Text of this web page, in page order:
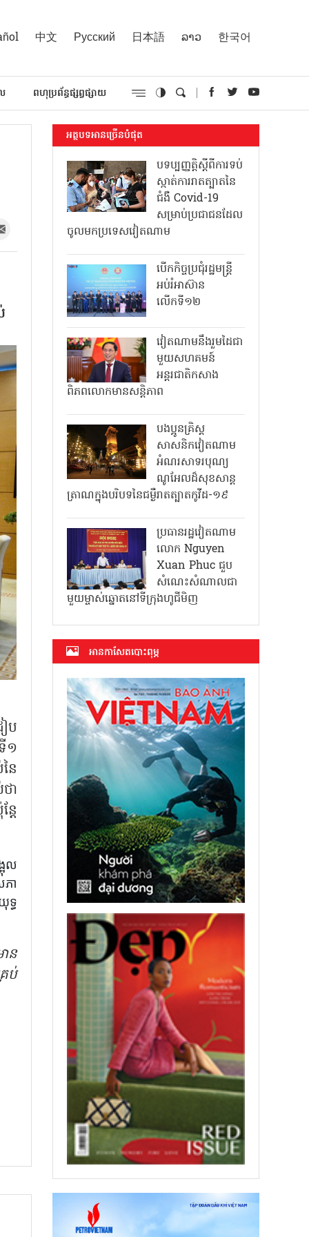
中文 Русский 日本語 ລາວ 한국어
ពហុប្រព័ន្ធផ្សព្វផ្សាយ
ប
១
ៃ
ា
ែ
អុល
ា​
ទ្ធ
ន
ប់
អត្ថបទអានច្រើនបំផុត
បទប្បញ្ញត្តិស្តីពីការទប់
ស្កាត់ការរាតត្បាតនៃ
ជំងឺ Covid-19
សម្រាប់ប្រជាជនដែល
ចូលមកប្រទេសវៀតណាម
បើកកិច្ចប្រជុំរដ្ឋមន្ត្រី
អប់រំអាស៊ាន
លើកទី១២
វៀតណាមនឹងរួមដៃជា
មួយសហគមន៍
អន្តរជាតិកសាង
ពិភពលោកមានសន្តិភាព
បងប្អូនគ្រិស្ត
សាសនិកវៀតណាម
អំណរសាទរបុណ្យ
ណូអែលដ៏សុខសាន្ត
ត្រាណក្នុងបរិបទនៃជម្ងឺរាតត្បាតកូវីដ-១៩
ប្រធានរដ្ឋវៀតណាម
លោក Nguyen
Xuan Phuc ជួប
សំណេះសំណាលជា
មួយម្ចាស់ឆ្នោតនៅទីក្រុងហូជីមិញ
អាន​កាសែត​បោះពុម្ភ